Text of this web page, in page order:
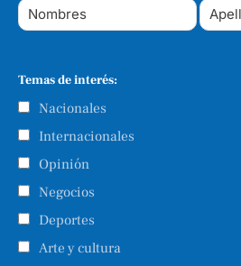
Temas de interés:
Nacionales
Internacionales
Opinión
Negocios
Deportes
Arte y cultura